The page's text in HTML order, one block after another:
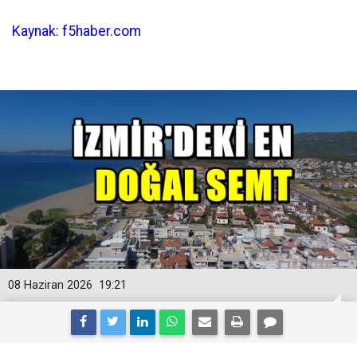
Kaynak: f5haber.com
19:21
08 Haziran 2026